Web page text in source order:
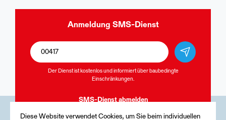
Anmeldung SMS-Dienst
Der Dienst ist kostenlos und informiert über baubedingte
Einschränkungen.
SMS-Dienst abmelden
Diese Website verwendet Cookies, um Sie beim individuellen